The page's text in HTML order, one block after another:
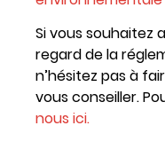
Si vous souhaitez
regard de la
n’hésitez pas à
vous conseiller.
nous ici.